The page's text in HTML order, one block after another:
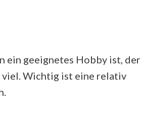
ein geeignetes Hobby ist, der
viel. Wichtig ist eine relativ